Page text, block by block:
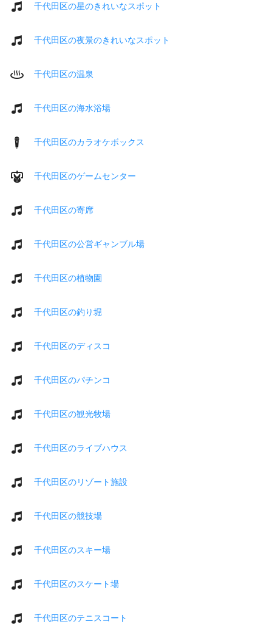
千代田区の星のきれいなスポット
千代田区の夜景のきれいなスポット
千代田区の温泉
千代田区の海水浴場
千代田区のカラオケボックス
千代田区のゲームセンター
千代田区の寄席
千代田区の公営ギャンブル場
千代田区の植物園
千代田区の釣り堀
千代田区のディスコ
千代田区のパチンコ
千代田区の観光牧場
千代田区のライブハウス
千代田区のリゾート施設
千代田区の競技場
千代田区のスキー場
千代田区のスケート場
千代田区のテニスコート